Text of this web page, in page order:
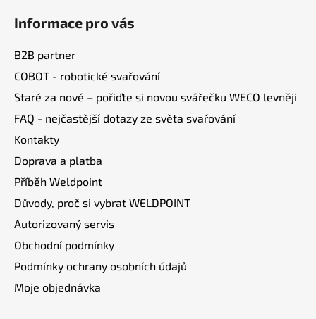
Informace pro vás
B2B partner
COBOT - robotické svařování
Staré za nové – pořiďte si novou svářečku WECO levněji
FAQ - nejčastější dotazy ze světa svařování
Kontakty
Doprava a platba
Příběh Weldpoint
Důvody, proč si vybrat WELDPOINT
Autorizovaný servis
Obchodní podmínky
Podmínky ochrany osobních údajů
Moje objednávka